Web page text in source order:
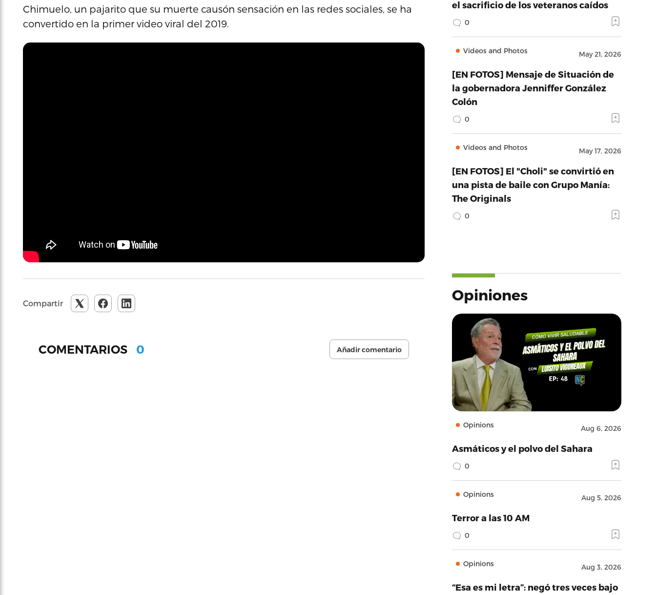
Chimuelo, un pajarito que su muerte causón sensación en las redes sociales, se ha
convertido en la primer video viral del 2019.
Compartir
COMENTARIOS 0 Añadir comentario
el sacrificio de los veteranos caídos
0
Videos and Photos May 21, 2026
[EN FOTOS] Mensaje de Situación de
la gobernadora Jenniffer González
Colón
0
Videos and Photos May 17, 2026
[EN FOTOS] El "Choli" se convirtió en
una pista de baile con Grupo Manía:
The Originals
0
Opiniones
Opinions Aug 6, 2026
Asmáticos y el polvo del Sahara
0
Opinions Aug 5, 2026
Terror a las 10 AM
0
Opinions Aug 3, 2026
“Esa es mi letra”: negó tres veces bajo